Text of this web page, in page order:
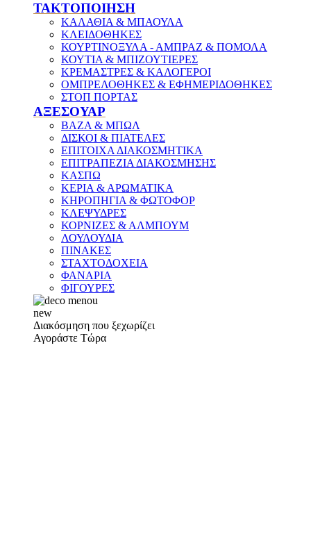
ΤΑΚΤΟΠΟΙΗΣΗ
ΚΑΛΑΘΙΑ & ΜΠΑΟΥΛΑ
ΚΛΕΙΔΟΘΗΚΕΣ
ΚΟΥΡΤΙΝΟΞΥΛΑ - ΑΜΠΡΑΖ & ΠΟΜΟΛΑ
ΚΟΥΤΙΑ & ΜΠΙΖΟΥΤΙΕΡΕΣ
ΚΡΕΜΑΣΤΡΕΣ & ΚΑΛΟΓΕΡΟΙ
ΟΜΠΡΕΛΟΘΗΚΕΣ & ΕΦΗΜΕΡΙΔΟΘΗΚΕΣ
ΣΤΟΠ ΠΟΡΤΑΣ
ΑΞΕΣΟΥΑΡ
ΒΑΖΑ & ΜΠΩΛ
ΔΙΣΚΟΙ & ΠΙΑΤΕΛΕΣ
ΕΠΙΤΟΙΧΑ ΔΙΑΚΟΣΜΗΤΙΚΑ
ΕΠΙΤΡΑΠΕΖΙΑ ΔΙΑΚΟΣΜΗΣΗΣ
ΚΑΣΠΩ
ΚΕΡΙΑ & ΑΡΩΜΑΤΙΚΑ
ΚΗΡΟΠΗΓΙΑ & ΦΩΤΟΦΟΡ
ΚΛΕΨΥΔΡΕΣ
ΚΟΡΝΙΖΕΣ & ΑΛΜΠΟΥΜ
ΛΟΥΛΟΥΔΙΑ
ΠΙΝΑΚΕΣ
ΣΤΑΧΤΟΔΟΧΕΙΑ
ΦΑΝΑΡΙΑ
ΦΙΓΟΥΡΕΣ
new
Διακόσμηση που ξεχωρίζει
Αγοράστε Τώρα